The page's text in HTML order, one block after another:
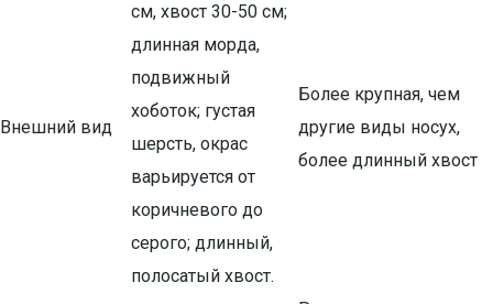
Внешний вид
см, хвост 30-50 см;
длинная морда,
подвижный
хоботок; густая
шерсть, окрас
варьируется от
коричневого до
серого; длинный,
полосатый хвост.
Более крупная, чем
другие виды носух,
более длинный хвост